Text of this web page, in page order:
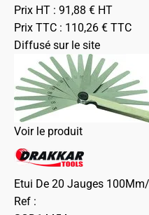
Prix HT : 91,88 € HT
Prix TTC : 110,26 € TTC
Diffusé sur le site
Voir le produit
Etui De 20 Jauges
Ref :